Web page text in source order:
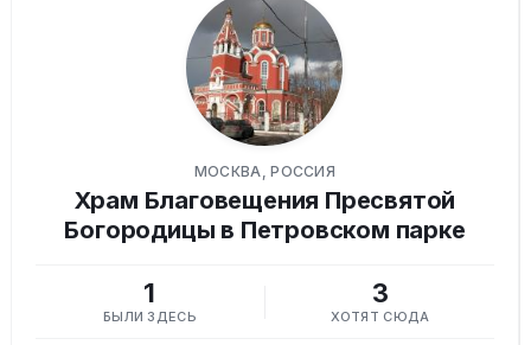
МОСКВА, РОССИЯ
Храм Благовещения Пресвятой
Богородицы в Петровском парке
1
БЫЛИ ЗДЕСЬ
3
ХОТЯТ СЮДА